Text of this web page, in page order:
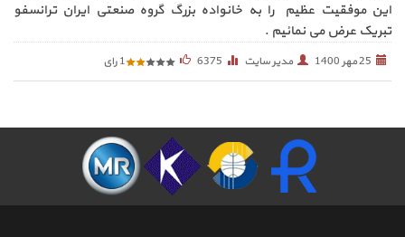
این موفقیت عظیم را به خانواده بزرگ گروه صنعتی ایران ترانسفو
تبریک عرض می نمائیم .
25 مهر 1400 مدیر سایت 6375
1رای